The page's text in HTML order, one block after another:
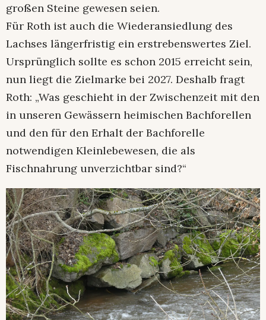
großen Steine gewesen seien.
Für Roth ist auch die Wiederansiedlung des
Lachses längerfristig ein erstrebenswertes Ziel.
Ursprünglich sollte es schon 2015 erreicht sein,
nun liegt die Zielmarke bei 2027. Deshalb fragt
Roth: „Was geschieht in der Zwischenzeit mit den
in unseren Gewässern heimischen Bachforellen
und den für den Erhalt der Bachforelle
notwendigen Kleinlebewesen, die als
Fischnahrung unverzichtbar sind?“